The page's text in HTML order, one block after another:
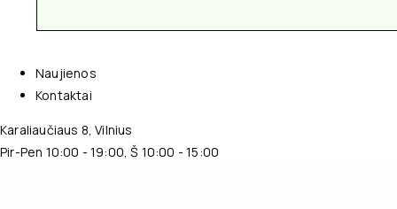
Naujienos
Kontaktai
Karaliaučiaus 8, Vilnius
Pir-Pen 10:00 - 19:00, Š 10:00 - 15:00